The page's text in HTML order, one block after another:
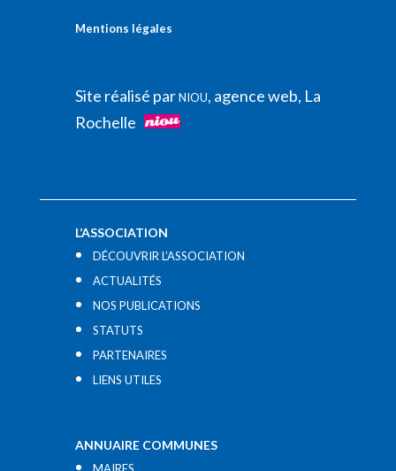
Mentions légales
Site réalisé parNIOU, agence web, La
Rochelle
L’ASSOCIATION
DÉCOUVRIR L’ASSOCIATION
ACTUALITÉS
NOS PUBLICATIONS
STATUTS
PARTENAIRES
LIENS UTILES​
ANNUAIRE COMMUNES